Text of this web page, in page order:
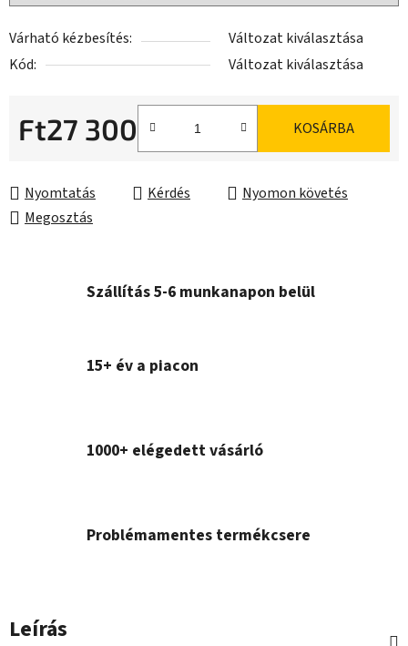
Várható kézbesítés:
Változat kiválasztása
Kód:
Változat kiválasztása
Ft27 300 KOSÁRBA
Nyomtatás Kérdés
Nyomon követés
Megosztás
Szállítás 5-6 munkanapon belül
15+ év a piacon
1000+ elégedett vásárló
Problémamentes termékcsere
Leírás